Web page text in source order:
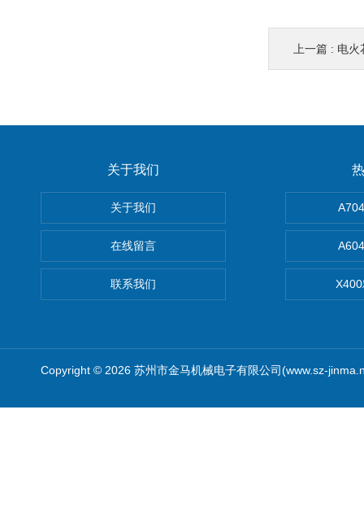
上一篇 : 电火
关于我们
关于我们
在线留言
联系我们
Copyright © 2026 苏州市金马机械电子有限公司(www.sz-